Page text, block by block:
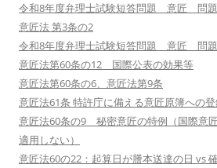
令和8年度弁理士試験短答問題 意匠 問
意匠法 第3条の2
令和8年度弁理士試験短答問題 意匠 問
意匠法第60条の12 国際公表の効果等
意匠法第60条の6、意匠法第9条
意匠法61条 特許庁に備える意匠原簿への
意匠法60条の9 秘密意匠の特例（国際意
適用しない）
意匠法60の22：起算日が謄本送達の日 vs